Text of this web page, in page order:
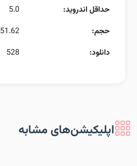
حداقل اندروید:
5.0
حجم:
51.62 MB
دانلود:
528
اپلیکیشن‌های مشابه